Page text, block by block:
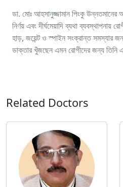
ডা. মোঃ আহসানুজ্জামান পিংকু উন্নতমানের
নির্ণয় এবং দীর্ঘমেয়াদি ব্যথা
হাড়, জয়েন্ট ও স্পাইন সংক্রান্ত সমস্যার
ডাক্তার খুঁজছেন এমন রোগীদের জন্য তিনি
Related Doctors